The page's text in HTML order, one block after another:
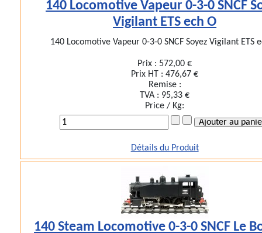
140 Locomotive Vapeur 0-3-0 SNCF
Vigilant ETS ech O
140 Locomotive Vapeur 0-3-0 SNCF Soyez Vigilant ETS
Prix : 572,00 €
Prix HT :476,67 €
Remise :
TVA : 95,33 €
Price / Kg:
Détails du Produit
140 Steam Locomotive 0-3-0 SNCF Le